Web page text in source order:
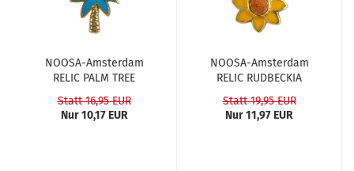
NOOSA-​​Ams­ter­dam
RELIC PALM TREE
Statt 16,95 EUR
Nur 10,17 EUR
NOOSA-​​Ams­ter­dam
RELIC RUD­BE­CKIA
Statt 19,95 EUR
Nur 11,97 EUR